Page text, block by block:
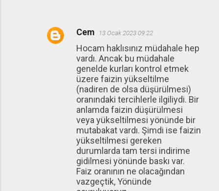
Cem 13 Ocak 2023 09:22
Hocam haklısınız müdahale hep
vardı. Ancak bu müdahale
genelde kurları kontrol etmek
üzere faizin yükseltilme
(nadiren de olsa düşürülmesi)
oranındaki tercihlerle ilgiliydi. Bir
anlamda faizin düşürülmesi
veya yükseltilmesi yönünde bir
mutabakat vardı. Şimdi ise faizin
yükseltilmesi gereken
durumlarda tam tersi indirime
gidilmesi yönünde baskı var.
Faiz oranının ne olacağından
vazgeçtik, Yönünde